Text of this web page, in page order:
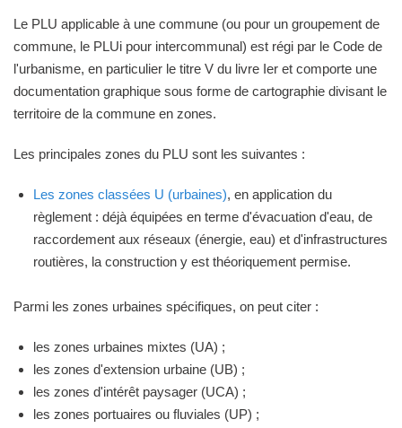
Le PLU applicable à une commune (ou pour un groupement de
commune, le PLUi pour intercommunal) est régi par le Code de
l'urbanisme, en particulier le titre V du livre Ier et comporte une
documentation graphique sous forme de cartographie divisant le
territoire de la commune en zones.
Les principales zones du PLU sont les suivantes :
Les zones classées U (urbaines), en application du
règlement : déjà équipées en terme d'évacuation d'eau, de
raccordement aux réseaux (énergie, eau) et d'infrastructures
routières, la construction y est théoriquement permise.
Parmi les zones urbaines spécifiques, on peut citer :
les zones urbaines mixtes (UA) ;
les zones d'extension urbaine (UB) ;
les zones d'intérêt paysager (UCA) ;
les zones portuaires ou fluviales (UP) ;